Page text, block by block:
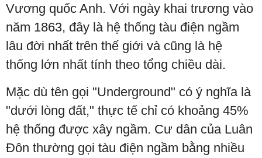
Vương quốc Anh. Với ngày khai trương vào
năm 1863, đây là hệ thống tàu điện ngầm
lâu đời nhất trên thế giới và cũng là hệ
thống lớn nhất tính theo tổng chiều dài.
Mặc dù tên gọi "Underground" có ý nghĩa là
"dưới lòng đất," thực tế chỉ có khoảng 45%
hệ thống được xây ngầm. Cư dân của Luân
Đôn thường gọi tàu điện ngầm bằng nhiều